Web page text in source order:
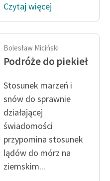
Czytaj więcej
Bolesław Miciński
Podróże do piekieł
Stosunek marzeń i
snów do sprawnie
działającej
świadomości
przypomina stosunek
lądów do mórz na
ziemskim...